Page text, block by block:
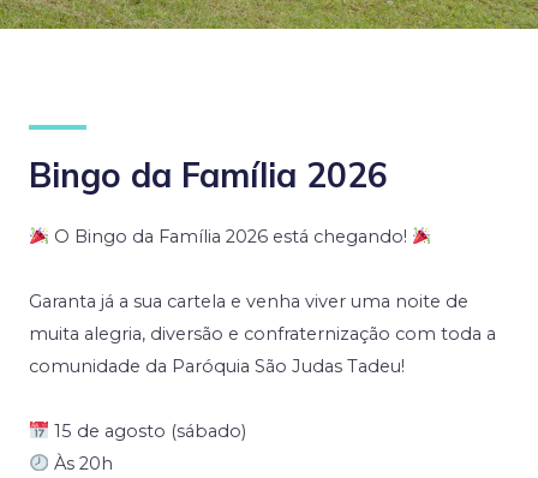
Bingo da Família 2026
O Bingo da Família 2026 está chegando!
Garanta já a sua cartela e venha viver uma noite de
muita alegria, diversão e confraternização com toda a
comunidade da Paróquia São Judas Tadeu!
15 de agosto (sábado)
Às 20h